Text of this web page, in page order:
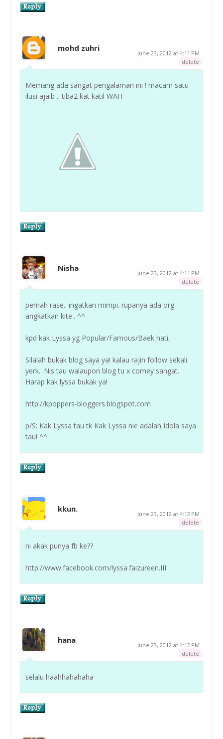
mohd zuhri
June 23, 2012 at 4:11 PM
delete
Memang ada sangat pengalaman ini ! macam satu
ilusi ajaib .. tiba2 kat katil WAH
Nisha
June 23, 2012 at 4:11 PM
delete
pernah rase.. ingatkan mimpi. rupanya ada org
angkatkan kite.. ^^
kpd kak Lyssa yg Popular/Famous/Baek hati,
Silalah bukak blog saya ya! kalau rajin follow sekali
yerk.. Nis tau walaupon blog tu x comey sangat.
Harap kak lyssa bukak ya!
http://kpoppers-bloggers.blogspot.com
p/S: Kak Lyssa tau tk Kak Lyssa nie adalah Idola saya
tau! ^^
kkun.
June 23, 2012 at 4:12 PM
delete
ni akak punya fb ke??
http://www.facebook.com/lyssa.faizureen.III
hana
June 23, 2012 at 4:12 PM
delete
selalu haahhahahaha